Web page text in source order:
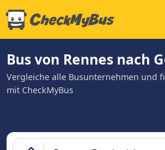
Bus von Rennes nach
Vergleiche alle Busunternehmen und
mit CheckMyBus